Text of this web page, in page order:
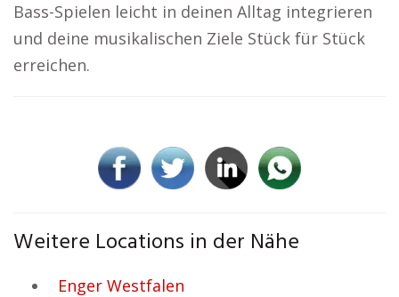
Bass-Spielen leicht in deinen Alltag integrieren
und deine musikalischen Ziele Stück für Stück
erreichen.
Weitere Locations in der Nähe
Enger Westfalen